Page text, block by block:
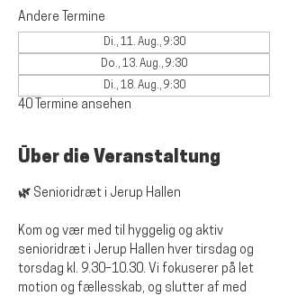
Andere Termine
Di., 11. Aug., 9:30
Do., 13. Aug., 9:30
Di., 18. Aug., 9:30
40 Termine ansehen
Über die Veranstaltung
🌿 Senioridræt i Jerup Hallen
Kom og vær med til hyggelig og aktiv
senioridræt i Jerup Hallen hver tirsdag og
torsdag kl. 9.30–10.30. Vi fokuserer på let
motion og fællesskab, og slutter af med